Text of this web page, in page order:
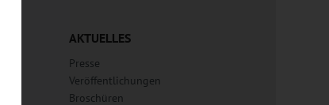
AKTUELLES
Presse
Veröffentlichungen
Broschüren